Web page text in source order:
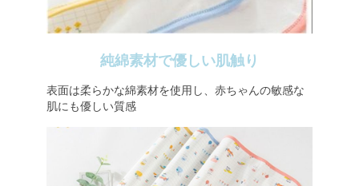
純綿素材で優しい肌触り
表面は柔らかな綿素材を使用し、赤ちゃんの敏感な
肌にも優しい質感